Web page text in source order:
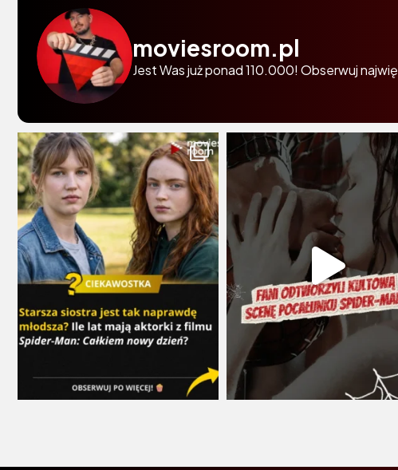
moviesroom.pl
Jest Was już ponad 110.000! Obserwuj